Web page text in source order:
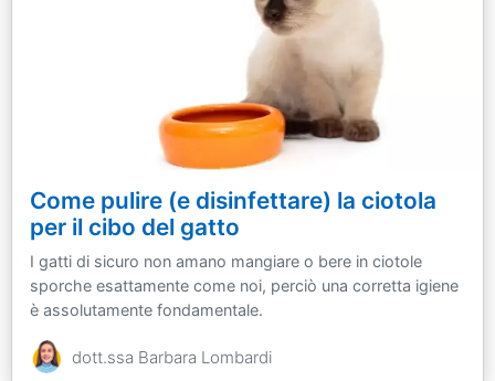
Come pulire (e disinfettare) la ciotola
per il cibo del gatto
I gatti di sicuro non amano mangiare o bere in ciotole
sporche esattamente come noi, perciò una corretta igiene
è assolutamente fondamentale.
dott.ssa Barbara Lombardi